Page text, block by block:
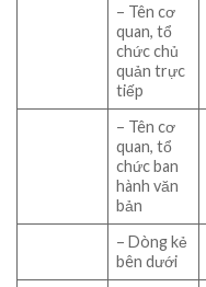
– Tên cơ
quan, tổ
chức chủ
quản trực
tiếp
– Tên cơ
quan, tổ
chức ban
hành văn
bản
– Dòng kẻ
bên dưới